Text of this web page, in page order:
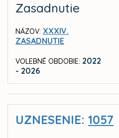
Zasadnutie
NÁZOV: XXXIV.
ZASADNUTIE
VOLEBNÉ OBDOBIE: 2022
- 2026
UZNESENIE: 1057